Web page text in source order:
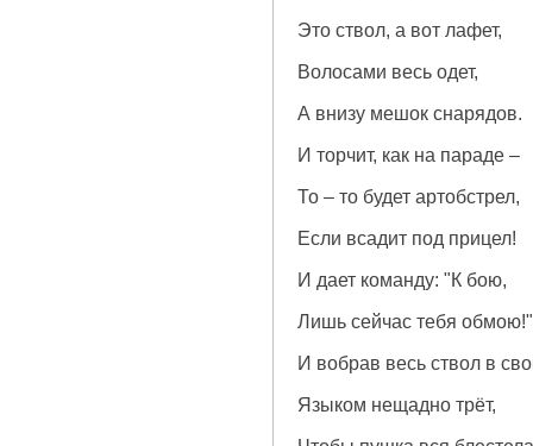
Это ствол, а вот лафет,
Волосами весь одет,
А внизу мешок снарядов.
И торчит, как на параде –
То – то будет артобстрел,
Если всадит под прицел!
И дает команду: "К бою,
Лишь сейчас тебя обмою!"
И вобрав весь ствол в
Языком нещадно трёт,